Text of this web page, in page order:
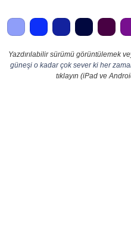
Yazdırılabilir sürümü görüntülemek
güneşi o kadar çok sever ki her
tıklayın (iPad ve